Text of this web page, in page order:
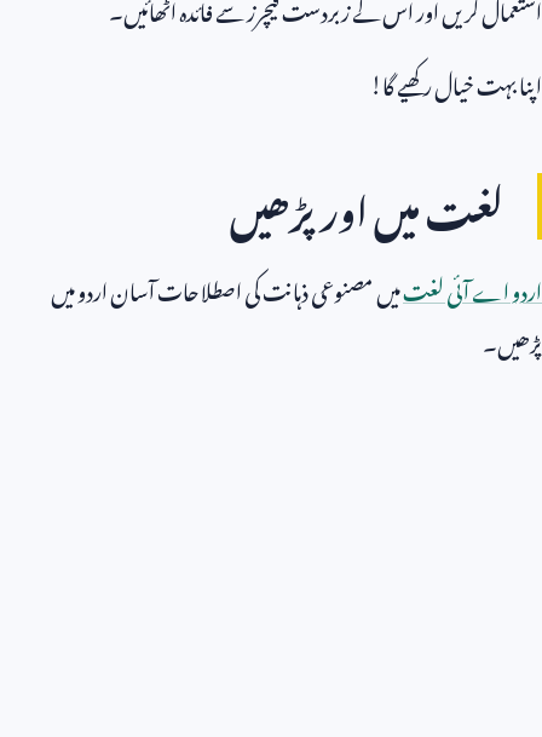
اپنا بہت خیال رکھیے گا!
لغت میں اور پڑھیں
اردو اے آئی لغتمیں مصنوعی ذہانت کی اصطلاحات آسان اردو میں
پڑھیں۔